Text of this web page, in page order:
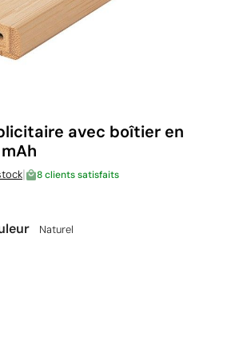
avec boîtier en
| 8 clients satisfaits
Naturel